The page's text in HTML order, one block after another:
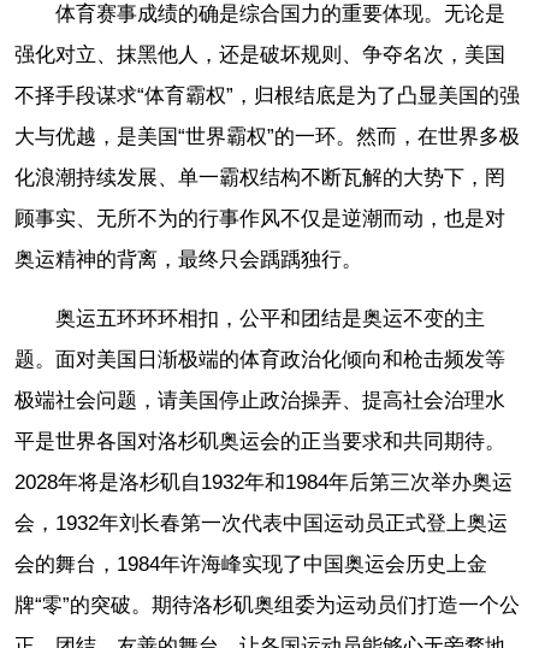
体育赛事成绩的确是综合国力的重要体现。无论是
强化对立、抹黑他人，还是破坏规则、争夺名次，美国
不择手段谋求“体育霸权”，归根结底是为了凸显美国的强
大与优越，是美国“世界霸权”的一环。然而，在世界多极
化浪潮持续发展、单一霸权结构不断瓦解的大势下，罔
顾事实、无所不为的行事作风不仅是逆潮而动，也是对
奥运精神的背离，最终只会踽踽独行。
奥运五环环环相扣，公平和团结是奥运不变的主
题。面对美国日渐极端的体育政治化倾向和枪击频发等
极端社会问题，请美国停止政治操弄、提高社会治理水
平是世界各国对洛杉矶奥运会的正当要求和共同期待。
2028年将是洛杉矶自1932年和1984年后第三次举办奥运
会，1932年刘长春第一次代表中国运动员正式登上奥运
会的舞台，1984年许海峰实现了中国奥运会历史上金
牌“零”的突破。期待洛杉矶奥组委为运动员们打造一个公